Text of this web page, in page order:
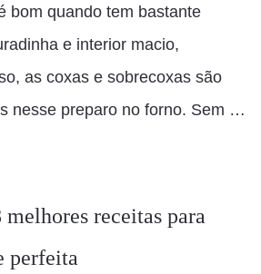
bom quando tem bastante
e interior macio,
as coxas e sobrecoxas são
nesse preparo no forno. Sem …
receitas para
perfeita